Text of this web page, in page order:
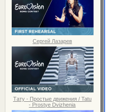
Сергей Лазарев
Тату - Простые движения / Tatu
- Prostye Dvizhenia